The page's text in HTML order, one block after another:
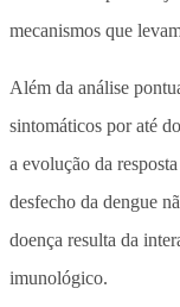
mecanismos que
Além da análise
sintomáticos por até
a evolução da
desfecho da dengue
doença resulta da
imunológico.